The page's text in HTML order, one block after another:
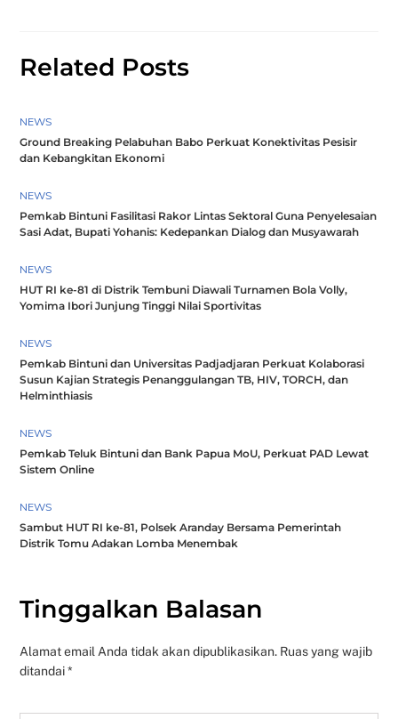
Related Posts
NEWS
Ground Breaking Pelabuhan Babo Perkuat Konektivitas Pesisir
dan Kebangkitan Ekonomi
NEWS
Pemkab Bintuni Fasilitasi Rakor Lintas Sektoral Guna Penyelesaian
Sasi Adat, Bupati Yohanis: Kedepankan Dialog dan Musyawarah
NEWS
HUT RI ke-81 di Distrik Tembuni Diawali Turnamen Bola Volly,
Yomima Ibori Junjung Tinggi Nilai Sportivitas
NEWS
Pemkab Bintuni dan Universitas Padjadjaran Perkuat Kolaborasi
Susun Kajian Strategis Penanggulangan TB, HIV, TORCH, dan
Helminthiasis
NEWS
Pemkab Teluk Bintuni dan Bank Papua MoU, Perkuat PAD Lewat
Sistem Online
NEWS
Sambut HUT RI ke-81, Polsek Aranday Bersama Pemerintah
Distrik Tomu Adakan Lomba Menembak
Tinggalkan Balasan
Alamat email Anda tidak akan dipublikasikan. Ruas yang wajib
ditandai*